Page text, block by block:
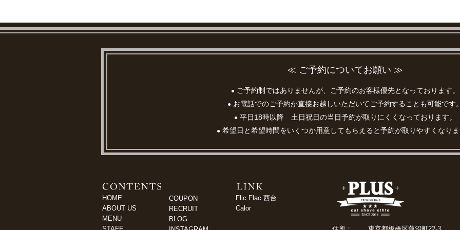
≪ ご予約についてお願い ≫
●ご予約制ではありませんが、ご予約のお客様優先となっております。
●お電話でのご予約か直接お越しいただいてご予約することも可能です
●平日18時以降 土日祝日の当日予約が取りにくくなっております。
●希望日と希望時間をいくつか用意してもらえると予約が取りやすくなり
HOME
ABOUT US
MENU
COUPON
RECRUIT
BLOG
Flic Flac 西台
Calor